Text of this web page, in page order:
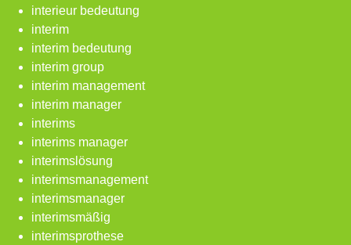
interieur bedeutung
interim
interim bedeutung
interim group
interim management
interim manager
interims
interims manager
interimslösung
interimsmanagement
interimsmanager
interimsmäßig
interimsprothese